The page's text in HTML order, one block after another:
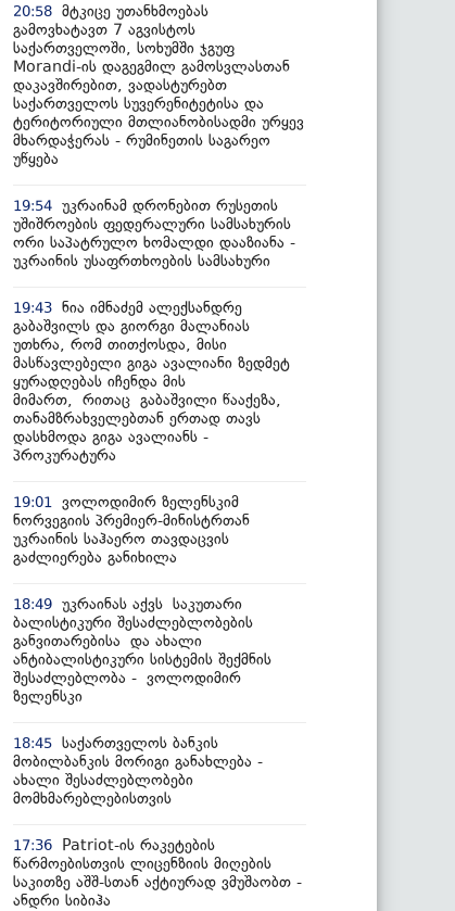
20:58 მტკიცე უთანხმოებას
გამოვხატავთ 7 აგვისტოს
საქართველოში, სოხუმში ჯგუფ
Morandi-ის დაგეგმილ გამოსვლასთან
დაკავშირებით, ვადასტურებთ
საქართველოს სუვერენიტეტისა და
ტერიტორიული მთლიანობისადმი ურყევ
მხარდაჭერას - რუმინეთის საგარეო
უწყება
19:54 უკრაინამ დრონებით რუსეთის
უშიშროების ფედერალური სამსახურის
ორი საპატრულო ხომალდი დააზიანა -
უკრაინის უსაფრთხოების სამსახური
19:43 ნია იმნაძემ ალექსანდრე
გაბაშვილს და გიორგი მალანიას
უთხრა, რომ თითქოსდა, მისი
მასწავლებელი გიგა ავალიანი ზედმეტ
ყურადღებას იჩენდა მის
მიმართ, რითაც გაბაშვილი წააქეზა,
თანამზრახველებთან ერთად თავს
დასხმოდა გიგა ავალიანს -
პროკურატურა
19:01
ვოლოდიმირ ზელენსკიმ
ნორვეგიის პრემიერ-მინისტრთან
უკრაინის საჰაერო თავდაცვის
გაძლიერება განიხილა
18:49 უკრაინას აქვს საკუთარი
ბალისტიკური შესაძლებლობების
განვითარებისა და ახალი
ანტიბალისტიკური სისტემის შექმნის
შესაძლებლობა - ვოლოდიმირ
ზელენსკი
18:45 საქართველოს ბანკის
მობილბანკის მორიგი განახლება -
ახალი შესაძლებლობები
მომხმარებლებისთვის
17:36
Patriot-ის რაკეტების
წარმოებისთვის ლიცენზიის მიღების
საკითზე აშშ-სთან აქტიურად ვმუშაობთ -
ანდრი სიბიჰა